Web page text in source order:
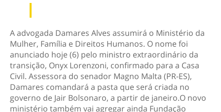
A advogada Damares Alves assumirá o Ministério da
Mulher, Família e Direitos Humanos. O nome foi
anunciado hoje (6) pelo ministro extraordinário da
transição, Onyx Lorenzoni, confirmado para a Casa
Civil. Assessora do senador Magno Malta (PR-ES),
Damares comandará a pasta que será criada no
governo de Jair Bolsonaro, a partir de janeiro.O novo
ministério também vai agregar ainda Fundação